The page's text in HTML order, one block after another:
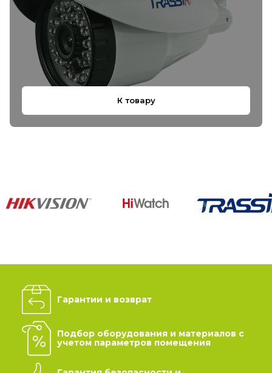
К товару
Гарантии и возврат
Подбор оборудования и материалов с
учетом параметров помещения